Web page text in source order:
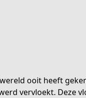
ooit heeft
vervloekt. Deze